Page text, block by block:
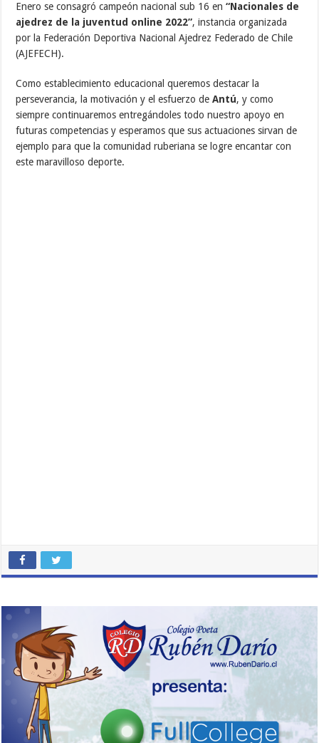
Enero se consagró campeón nacional sub 16 en“Nacionales de
ajedrez de la juventud online 2022”, instancia organizada
por la Federación Deportiva Nacional Ajedrez Federado de Chile
(AJEFECH).
Como establecimiento educacional queremos destacar la
perseverancia, la motivación y el esfuerzo deAntú, y como
siempre continuaremos entregándoles todo nuestro apoyo en
futuras competencias y esperamos que sus actuaciones sirvan de
ejemplo para que la comunidad ruberiana se logre encantar con
este maravilloso deporte.